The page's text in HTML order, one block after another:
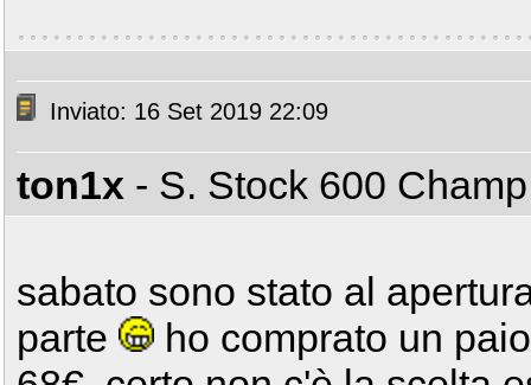
Inviato: 16 Set 2019 22:09
ton1x - S. Stock 600
sabato sono stato al
parte
ho comprato un